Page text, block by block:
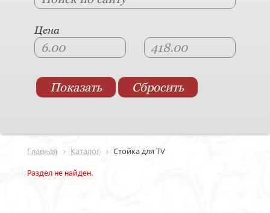
Цена
Главная Каталог Стойка для TV
Раздел не найден.